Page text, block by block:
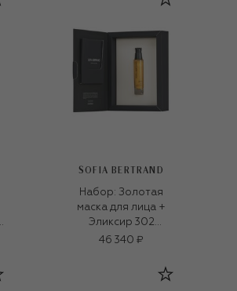
SOFIA BERTRAND
Набор: Золотая
маска для лица +
Эликсир 302
(30ml+6шт.)
46 340 ₽